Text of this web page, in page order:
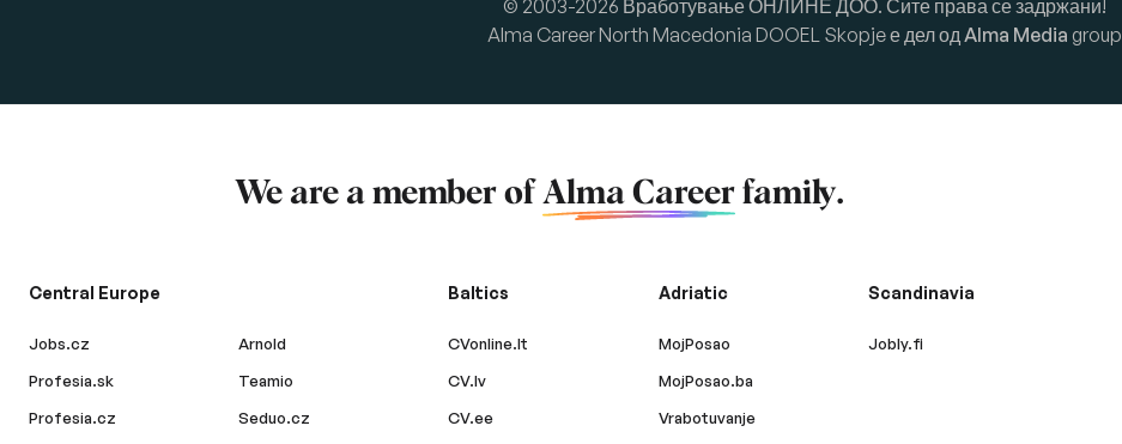
© 2003-2026 Вработување ОНЛИНЕ ДОО. Сите права се задржани!
Alma Career North Macedonia DOOEL Skopje е дел одAlma Media group
We are a member of Alma Careerfamily.
Central Europe
Jobs.cz
Profesia.sk
Profesia.cz
Arnold
Teamio
Seduo.cz
Baltics
CVonline.lt
CV.lv
CV.ee
Adriatic
MojPosao
MojPosao.ba
Vrabotuvanje
Scandinavia
Jobly.fi